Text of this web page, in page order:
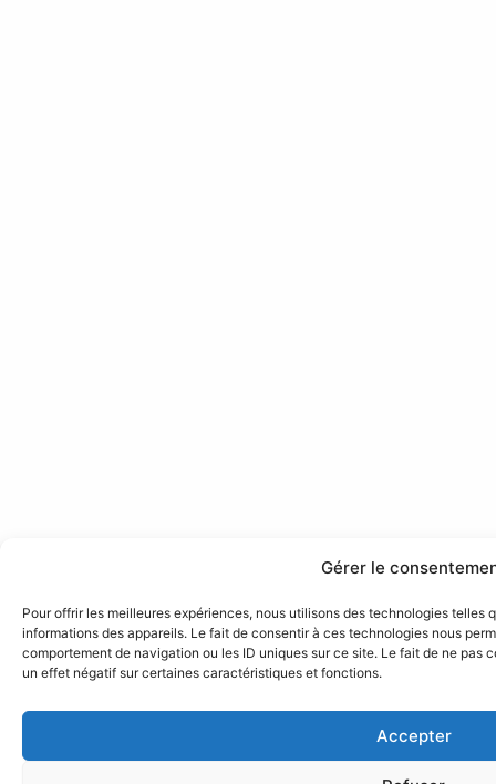
Gérer le
Pour offrir les meilleures expériences, nous utilisons des technologies
informations des appareils. Le fait de consentir à ces technologies nous
comportement de navigation ou les ID uniques sur ce site. Le fait de ne pas
un effet négatif sur certaines caractéristiques et fonctions.
Accepter